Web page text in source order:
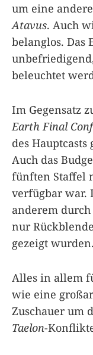
um eine
Atavus. Auch
belanglos. Das
beleuchtet
Im Gegensatz
Earth Final
des Hauptcasts
Auch das
fünften Staffel
verfügbar war.
anderem
nur
gezeigt wurden.
Alles in allem
wie eine
Zuschauer um
Taelon-